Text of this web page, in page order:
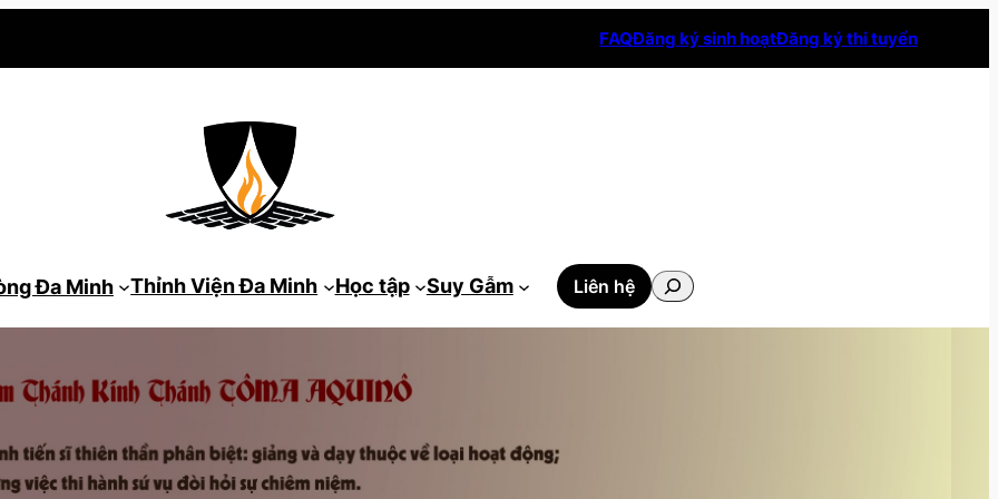
FAQĐăng ký sinh hoạtĐăng ký thi tuyển
Đa Minh Thỉnh Viện Đa Minh Học tập Suy Gẫm Liên hệ
Tìm
kiếm